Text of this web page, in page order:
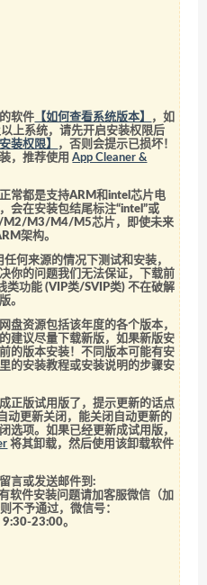
软件 【如何查看系统版本】
，如
上系统，请先开启安装权限后
装权限】
，否则会提示已损坏！
，推荐使用App Cleaner &
常都是支持ARM和intel芯片电
会在安装包结尾标注“intel”或
M2/M3/M4/M5芯片，即使未来
架构。
何来源的情况下测试和安装，
你的问题我们无法保证，下载前
类功能 (VIP类/SVIP类) 不在破解
。
盘资源包括该年度的各个版本，
建议尽量下载新版，如果新版安
的版本安装！不同版本可能有安
的安装教程或安装说明的步骤安
正版试用版了，提示更新的话点
动更新关闭，能关闭自动更新的
选项。如果已经更新成试用版，
将其卸载，然后使用该卸载软件
言或发送邮件到:
软件安装问题请加客服微信（加
不予通过，微信号：
23:00。